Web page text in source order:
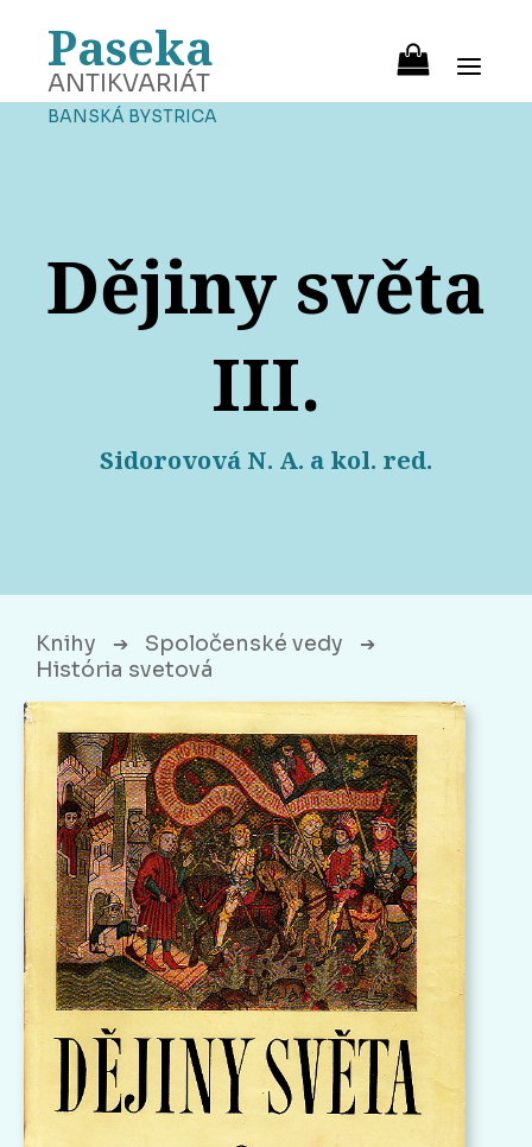
Paseka
ANTIKVARIÁT
BANSKÁ BYSTRICA
Dějiny světa
III.
Sidorovová N. A. a kol. red.
Knihy ➔ Spoločenské vedy ➔
História svetová